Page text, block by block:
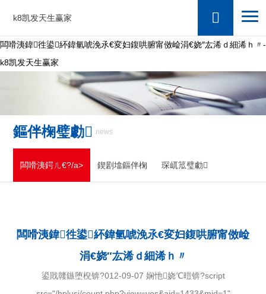
闆嗗洟鍏徃鍙紑鍏氫唬浼氶€変妇鍑哄腑甯傚崄涓€娆″厷浠ｄ細浠ｈ〃-
k8凯发天生赢家
k8凯发天生赢家
鏂伴椈璧勮 news
闆嗗洟鍔ㄦ€?/a> 鍥剧墖鏂伴椈 琛屼笟璧勮
闆嗗洟鍏徃鍙紑鍏氫唬浼氶€変妇鍑哄腑甯傚崄
涓€娆″厷浠ｄ細浠ｈ〃
鍙戝竷鏃堕棿锛?012-09-07 娴忚娆℃暟锛?script